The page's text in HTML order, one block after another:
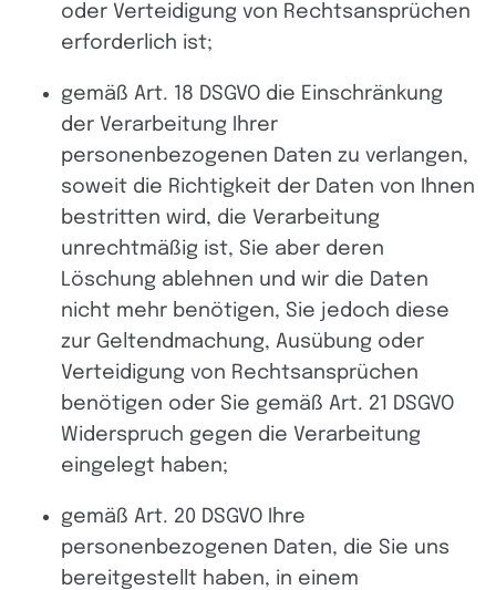
oder Verteidigung von Rechtsansprüchen
erforderlich ist;
gemäß Art. 18 DSGVO die Einschränkung
der Verarbeitung Ihrer
personenbezogenen Daten zu verlangen,
soweit die Richtigkeit der Daten von Ihnen
bestritten wird, die Verarbeitung
unrechtmäßig ist, Sie aber deren
Löschung ablehnen und wir die Daten
nicht mehr benötigen, Sie jedoch diese
zur Geltendmachung, Ausübung oder
Verteidigung von Rechtsansprüchen
benötigen oder Sie gemäß Art. 21 DSGVO
Widerspruch gegen die Verarbeitung
eingelegt haben;
gemäß Art. 20 DSGVO Ihre
personenbezogenen Daten, die Sie uns
bereitgestellt haben, in einem